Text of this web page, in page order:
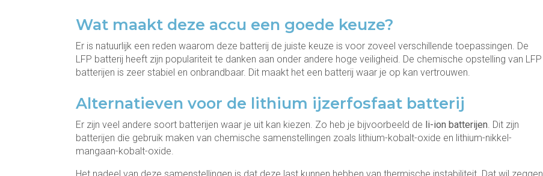
Wat maakt deze accu een goede keuze?
Er is natuurlijk een reden waarom deze batterij de juiste keuze is voor zoveel verschillende toepassingen. De
LFP batterij heeft zijn populariteit te danken aan onder andere hoge veiligheid. De chemische opstelling van LFP
batterijen is zeer stabiel en onbrandbaar. Dit maakt het een batterij waar je op kan vertrouwen.
Alternatieven voor de lithium ijzerfosfaat batterij
Er zijn veel andere soort batterijen waar je uit kan kiezen. Zo heb je bijvoorbeeld de li-ion batterijen. Dit zijn
batterijen die gebruik maken van chemische samenstellingen zoals lithium-kobalt-oxide en lithium-nikkel-
mangaan-kobalt-oxide.